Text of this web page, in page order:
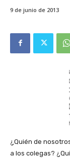
9 de junio de 2013
¿Quién de
a los colegas?